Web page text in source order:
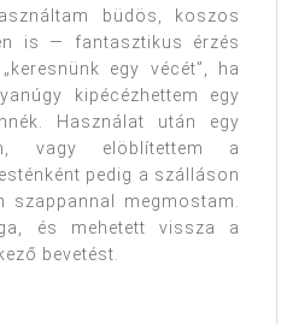
büdös, koszos
is — fantasztikus érzés
egy vécét”, ha
kipécézhettem egy
Használat után egy
vagy elöblítettem a
pedig a szálláson
megmostam.
és mehetett vissza a
bevetést.